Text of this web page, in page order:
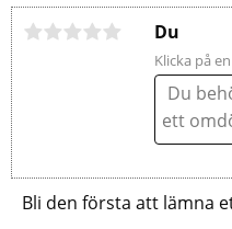
Du
Klicka på
Bli den första att lämna